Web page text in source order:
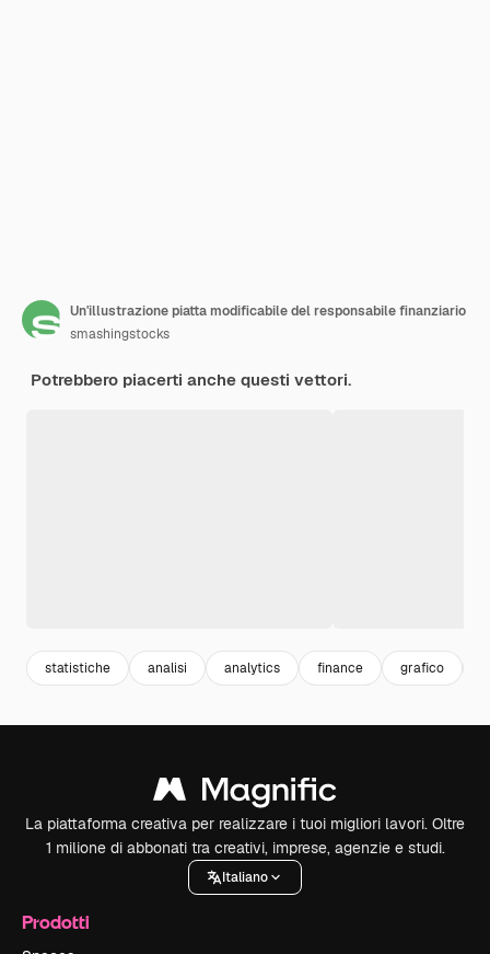
Un'illustrazione piatta modificabile del responsabile finanziario
smashingstocks
Potrebbero piacerti anche questi vettori.
statistiche analisi analytics finance grafico
La piattaforma creativa per realizzare i tuoi migliori lavori. Oltre
1 milione di abbonati tra creativi, imprese, agenzie e studi.
Italiano
Prodotti